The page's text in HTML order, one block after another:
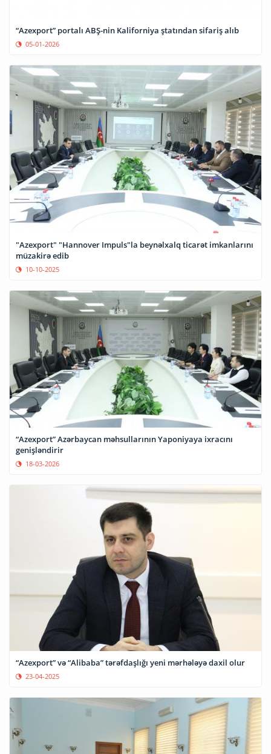
“Azexport” portalı ABŞ-nin Kaliforniya ştatından sifariş alıb
05-01-2026
"Azexport" "Hannover Impuls"la beynəlxalq ticarət imkanlarını
müzakirə edib
10-10-2025
“Azexport” Azərbaycan məhsullarının Yaponiyaya ixracını
genişləndirir
18-03-2026
“Azexport” və “Alibaba” tərəfdaşlığı yeni mərhələyə daxil olur
23-04-2025